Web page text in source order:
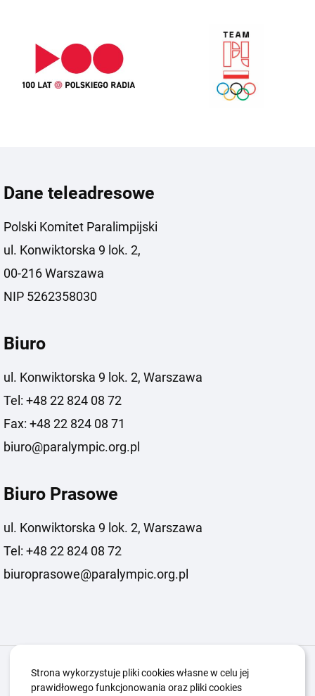
Dane teleadresowe
Polski Komitet Paralimpijski
ul. Konwiktorska 9 lok. 2,
00-216 Warszawa
NIP 5262358030
Biuro
ul. Konwiktorska 9 lok. 2, Warszawa
Tel: +48 22 824 08 72
Fax: +48 22 824 08 71
biuro@paralympic.org.pl
Biuro Prasowe
ul. Konwiktorska 9 lok. 2, Warszawa
Tel: +48 22 824 08 72
biuroprasowe@paralympic.org.pl
Igrzyska Paralimpijskie O nas
Kwalifikacje ZSK
Kluby Aktualności
Strona wykorzystuje pliki cookies własne w celu jej
prawidłowego funkcjonowania oraz pliki cookies